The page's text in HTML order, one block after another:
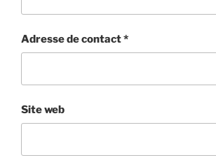
Adresse de contact*
Site web